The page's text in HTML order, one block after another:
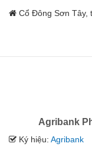
Cổ Đông Sơn Tây,
Agribank
Ký hiệu: Agribank